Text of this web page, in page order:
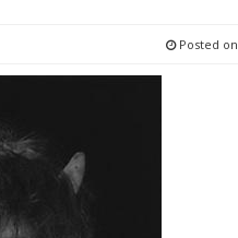
Posted on